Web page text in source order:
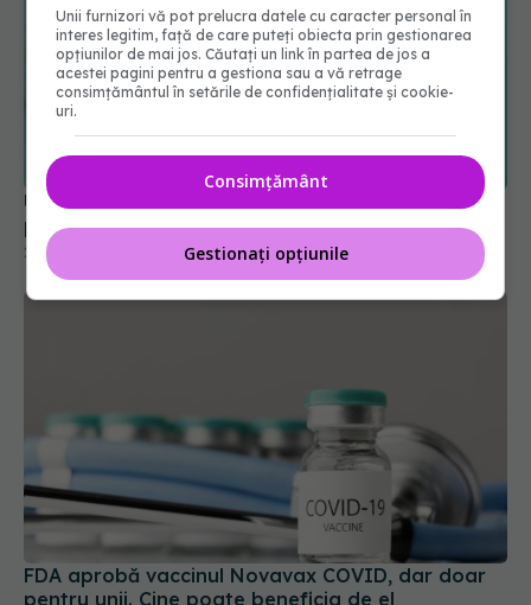
UE a semnat un contract pe 4 ani cu Moderna
pentru vaccinuri împotriva COVID-19
24 ian 2025, 20:30
FDA aprobă vaccinul Novavax COVID, dar doar
pentru unii. Cine poate beneficia de el
Unii furnizori vă pot prelucra datele cu caracter personal în
interes legitim, față de care puteți obiecta prin gestionarea
opțiunilor de mai jos. Căutați un link în partea de jos a
acestei pagini pentru a gestiona sau a vă retrage
consimțământul în setările de confidențialitate și cookie-
uri.
Consimțământ
Gestionați opțiunile